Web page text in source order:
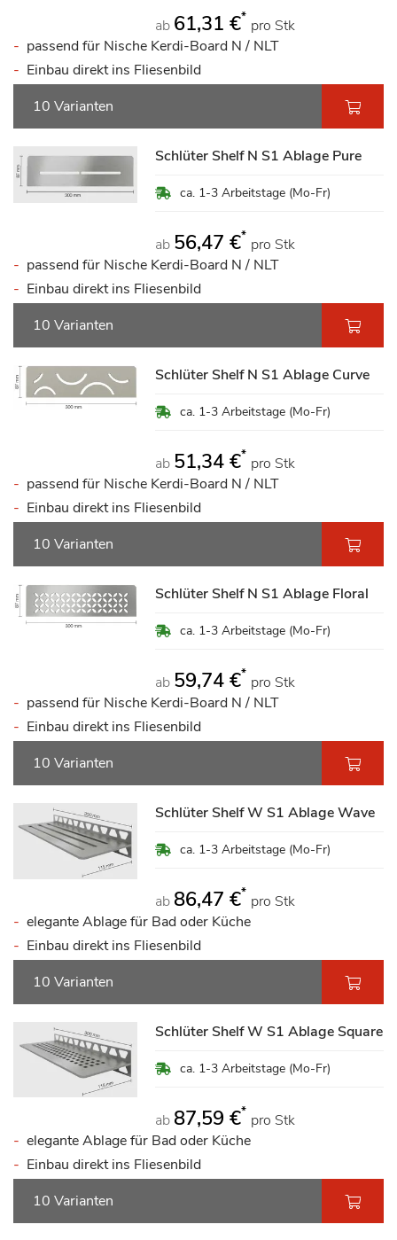
ab 61,31 €* pro Stk
passend für Nische Kerdi-Board N / NLT
Einbau direkt ins Fliesenbild
10 Varianten
Schlüter Shelf N S1 Ablage Pure
ca. 1-3 Arbeitstage (Mo-Fr)
ab 56,47 €* pro Stk
passend für Nische Kerdi-Board N / NLT
Einbau direkt ins Fliesenbild
10 Varianten
Schlüter Shelf N S1 Ablage Curve
ca. 1-3 Arbeitstage (Mo-Fr)
ab 51,34 €* pro Stk
passend für Nische Kerdi-Board N / NLT
Einbau direkt ins Fliesenbild
10 Varianten
Schlüter Shelf N S1 Ablage Floral
ca. 1-3 Arbeitstage (Mo-Fr)
ab 59,74 €* pro Stk
passend für Nische Kerdi-Board N / NLT
Einbau direkt ins Fliesenbild
10 Varianten
Schlüter Shelf W S1 Ablage Wave
ca. 1-3 Arbeitstage (Mo-Fr)
ab 86,47 €* pro Stk
elegante Ablage für Bad oder Küche
Einbau direkt ins Fliesenbild
10 Varianten
Schlüter Shelf W S1 Ablage Square
ca. 1-3 Arbeitstage (Mo-Fr)
ab 87,59 €* pro Stk
elegante Ablage für Bad oder Küche
Einbau direkt ins Fliesenbild
10 Varianten